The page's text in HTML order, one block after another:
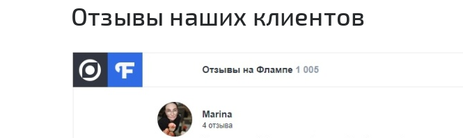
Отзывы наших клиентов